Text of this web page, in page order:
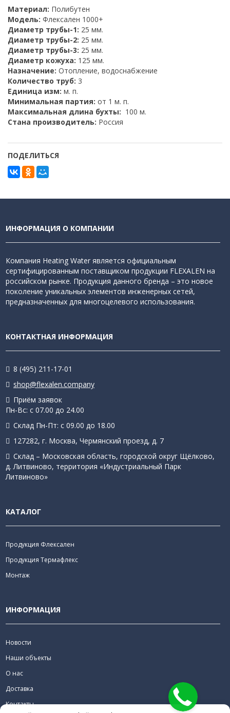
Материал: Полибутен
Модель: Флексален 1000+
Диаметр трубы-1: 25 мм.
Диаметр трубы-2: 25 мм.
Диаметр трубы-3: 25 мм.
Диаметр кожуха: 125 мм.
Назначение: Отопление, водоснабжение
Количество труб: 3
Единица изм: м. п.
Минимальная партия: от 1 м. п.
Максимальная длина бухты: 100 м.
Стана производитель: Россия
ПОДЕЛИТЬСЯ
ИНФОРМАЦИЯ О КОМПАНИИ
Компания Heating Water является официальным
сертифицированным поставщиком продукции FLEXALEN на
российском рынке. Продукция данного бренда – это новое
поколение уникальных элементов инженерных сетей,
предназначенных для многоцелевого использования.
КОНТАКТНАЯ ИНФОРМАЦИЯ
8 (495) 211-17-01
shop@flexalen.company
Приём заявок
Пн-Вс: с 07.00 до 24.00
Склад Пн-Пт: с 09.00 до 18.00
127282, г. Москва, Чермянский проезд, д. 7
Склад – Московская область, городской округ Щёлково,
д. Литвиново, территория «Индустриальный Парк
Литвиново»
КАТАЛОГ
Продукция Флексален
Продукция Термафлекс
Монтаж
ИНФОРМАЦИЯ
Новости
Наши объекты
О нас
Доставка
Контакты